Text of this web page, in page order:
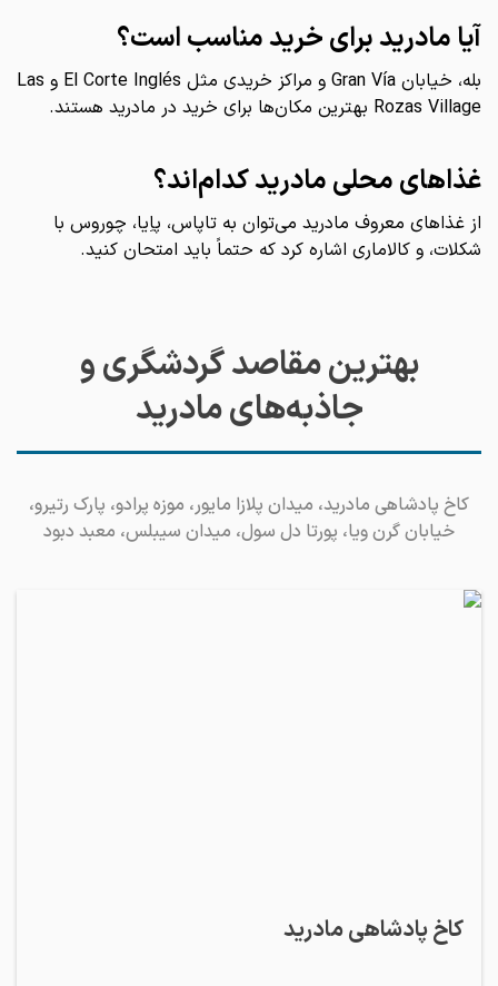
آیا مادرید برای خرید مناسب است؟
بله، خیابان Gran Vía و مراکز خریدی مثل El Corte Inglés و Las
Rozas Village بهترین مکان‌ها برای خرید در مادرید هستند.
غذاهای محلی مادرید کدام‌اند؟
از غذاهای معروف مادرید می‌توان به تاپاس، پاِیا، چوروس با
شکلات، و کالاماری اشاره کرد که حتماً باید امتحان کنید.
بهترین مقاصد گردشگری و
جاذبه‌های مادرید
کاخ پادشاهی مادرید، میدان پلازا مایور، موزه پرادو، پارک رتیرو،
خیابان گرن ویا، پورتا دل سول، میدان سیبلس، معبد دبود
کاخ پادشاهی مادرید